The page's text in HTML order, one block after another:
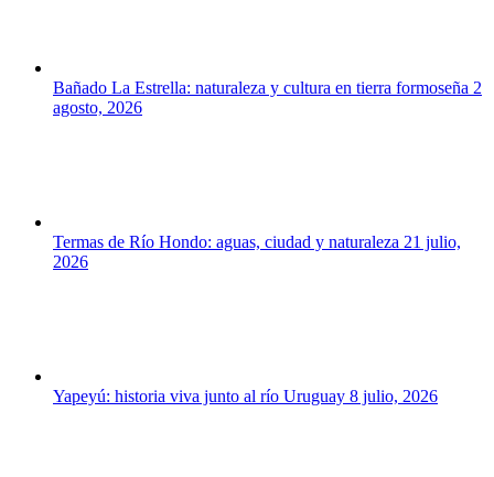
Bañado La Estrella: naturaleza y cultura en tierra formoseña 2
agosto, 2026
Termas de Río Hondo: aguas, ciudad y naturaleza 21 julio,
2026
Yapeyú: historia viva junto al río Uruguay 8 julio, 2026